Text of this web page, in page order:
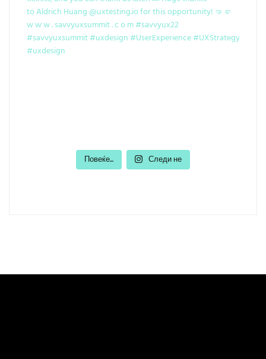
Повеќе... Следи не